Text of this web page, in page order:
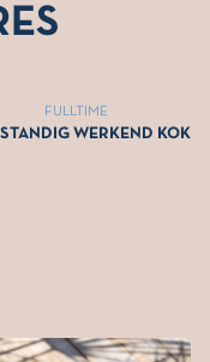
FULLTIME
WERKEND KOK